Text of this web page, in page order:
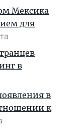
Мексика
для
в
в
к